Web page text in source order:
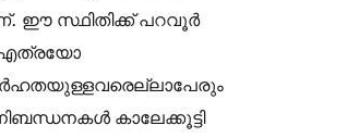
ഈ സ്ഥിതിക്ക് പറവൂർ
എത്രയോ
കാലേക്കൂട്ടി